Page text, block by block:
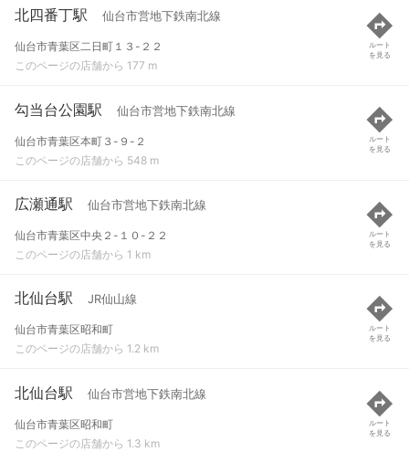
北四番丁駅 仙台市営地下鉄南北線
仙台市青葉区二日町１３-２２
このページの店舗から 177 m
ルート
を見る
勾当台公園駅 仙台市営地下鉄南北線
仙台市青葉区本町３-９-２
このページの店舗から 548 m
ルート
を見る
広瀬通駅 仙台市営地下鉄南北線
仙台市青葉区中央２-１０-２２
このページの店舗から 1 km
ルート
を見る
北仙台駅 JR仙山線
仙台市青葉区昭和町
このページの店舗から 1.2 km
ルート
を見る
北仙台駅 仙台市営地下鉄南北線
仙台市青葉区昭和町
このページの店舗から 1.3 km
ルート
を見る